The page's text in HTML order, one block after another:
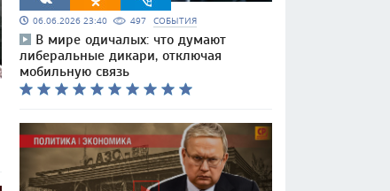
06.06.2026 23:40 497 СОБЫТИЯ
В мире одичалых: что думают
либеральные дикари, отключая
мобильную связь